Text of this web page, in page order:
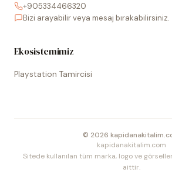
+905334466320
Bizi arayabilir veya mesaj bırakabilirsiniz.
Ekosistemimiz
Playstation Tamircisi
© 2026
kapidanakitalim.com
Sitede kullanılan tüm marka, logo ve
aittir.